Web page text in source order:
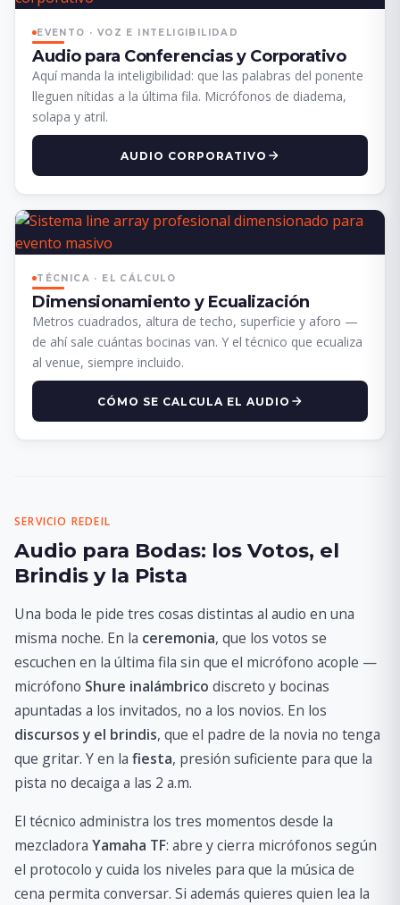
EVENTO · VOZ E INTELIGIBILIDAD
Audio para Conferencias y Corporativo
Aquí manda la inteligibilidad: que las palabras del ponente
lleguen nítidas a la última fila. Micrófonos de diadema,
solapa y atril.
AUDIO CORPORATIVO
TÉCNICA · EL CÁLCULO
Dimensionamiento y Ecualización
Metros cuadrados, altura de techo, superficie y aforo —
de ahí sale cuántas bocinas van. Y el técnico que ecualiza
al venue, siempre incluido.
CÓMO SE CALCULA EL AUDIO
SERVICIO REDEIL
Audio para Bodas: los Votos, el
Brindis y la Pista
Una boda le pide tres cosas distintas al audio en una
misma noche. En la ceremonia, que los votos se
escuchen en la última fila sin que el micrófono acople —
micrófono Shure inalámbrico discreto y bocinas
apuntadas a los invitados, no a los novios. En los
discursos y el brindis, que el padre de la novia no tenga
que gritar. Y en la fiesta, presión suficiente para que la
pista no decaiga a las 2 a.m.
El técnico administra los tres momentos desde la
mezcladora Yamaha TF: abre y cierra micrófonos según
el protocolo y cuida los niveles para que la música de
cena permita conversar. Si además quieres quien lea la